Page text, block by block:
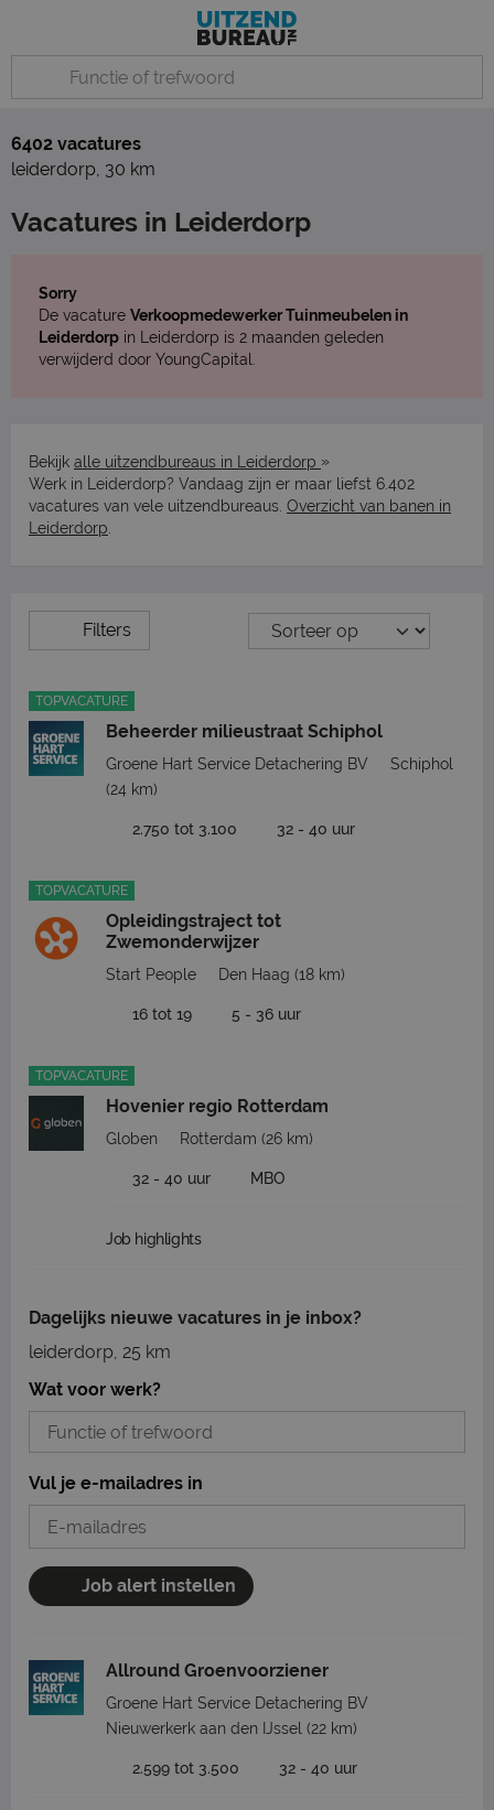
6402 vacatures
leiderdorp, 30 km
Vacatures in Leiderdorp
Sorry
De vacature Verkoopmedewerker Tuinmeubelen in
Leiderdorp in Leiderdorp is 2 maanden geleden
verwijderd door YoungCapital.
Bekijk alle uitzendbureaus in Leiderdorp »
Werk in Leiderdorp? Vandaag zijn er maar liefst 6.402
vacatures van vele uitzendbureaus. Overzicht van banen in
Leiderdorp
Filters
TOPVACATURE
Beheerder milieustraat Schiphol
Groene Hart Service Detachering BV
Schiphol
(24 km)
2.750 tot 3.100 32 - 40 uur
TOPVACATURE
Opleidingstraject tot
Zwemonderwijzer
Start People Den Haag (18 km)
16 tot 19 5 - 36 uur
TOPVACATURE
Hovenier regio Rotterdam
Globen Rotterdam (26 km)
32 - 40 uur MBO
Job highlights
Dagelijks nieuwe vacatures in je inbox?
leiderdorp, 25 km
Wat voor werk?
Vul je e-mailadres in
Job alert instellen
Allround Groenvoorziener
Groene Hart Service Detachering BV
Nieuwerkerk aan den IJssel (22 km)
2.599 tot 3.500 32 - 40 uur